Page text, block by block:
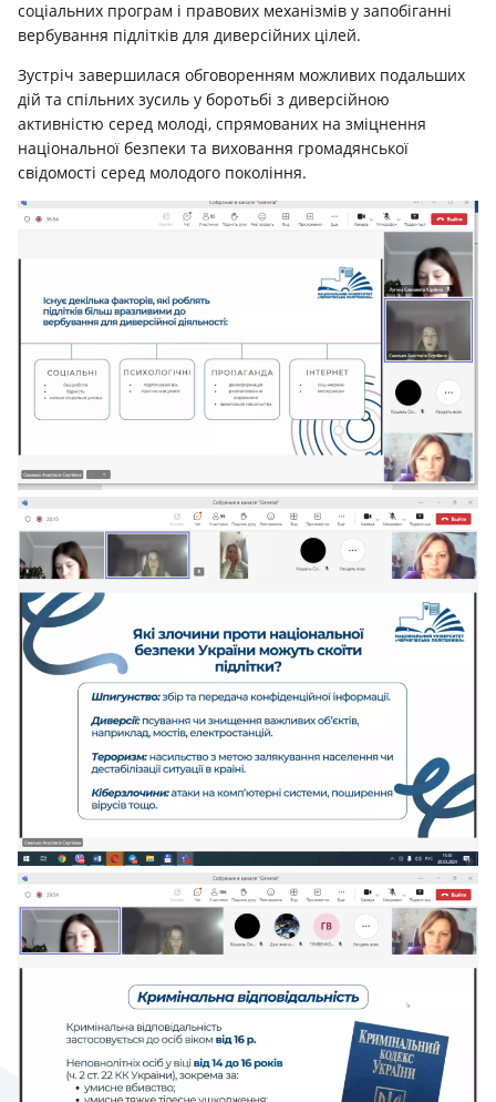
соціальних програм і правових механізмів у запобіганні
вербування підлітків для диверсійних цілей.
Зустріч завершилася обговоренням можливих подальших
дій та спільних зусиль у боротьбі з диверсійною
активністю серед молоді, спрямованих на зміцнення
національної безпеки та виховання громадянської
свідомості серед молодого покоління.